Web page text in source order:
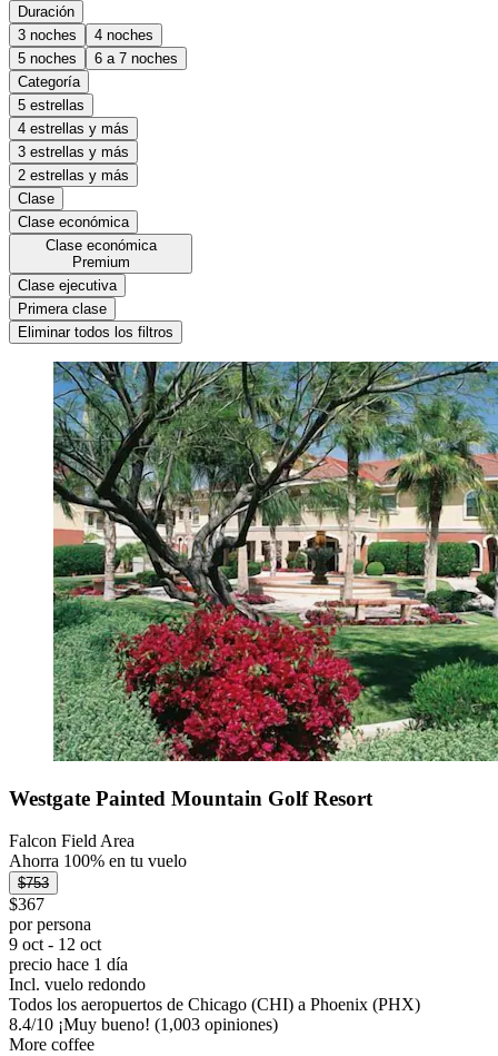
Duración
3 noches
4 noches
5 noches
6 a 7 noches
Categoría
5 estrellas
4 estrellas y más
3 estrellas y más
2 estrellas y más
Clase
Clase económica
Clase económica
Premium
Clase ejecutiva
Primera clase
Eliminar todos los filtros
Westgate Painted Mountain Golf Resort
Falcon Field Area
Ahorra 100% en tu vuelo
$753
$367
por persona
9 oct - 12 oct
precio hace 1 día
Incl. vuelo redondo
Todos los aeropuertos de Chicago (CHI) a Phoenix (PHX)
8.4/10 ¡Muy bueno! (1,003 opiniones)
More coffee